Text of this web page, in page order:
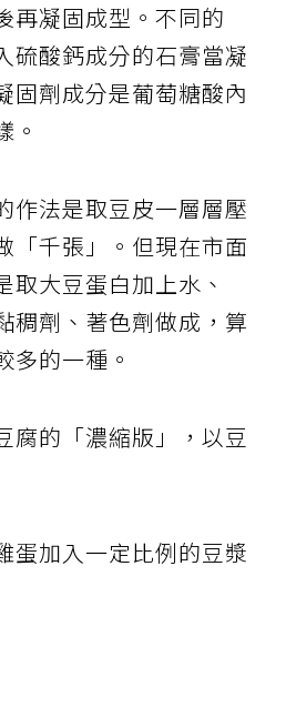
再凝固成型。不同的
硫酸鈣成分的石膏當凝
固劑成分是葡萄糖酸內
。
作法是取豆皮一層層壓
「千張」。但現在市面
取大豆蛋白加上水、
稠劑、著色劑做成，算
多的一種。
腐的「濃縮版」，以豆
蛋加入一定比例的豆漿